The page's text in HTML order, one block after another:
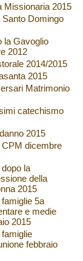
Missionaria 2015
Santo Domingo
la Gavoglio
2012
2014/2015
2015
Matrimonio
catechismo
2015
CPM dicembre
la
della
2015
5a
e medie
2015
febbraio